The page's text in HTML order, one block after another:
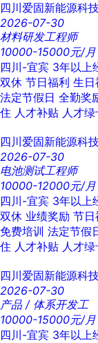
四川爱固新能源科
2026-07-30
材料研发工程师
10000-15000元/月
四川-宜宾 3年以上
双休 节日福利 生日
法定节假日 全勤奖
住 人才补贴 人才绿
四川爱固新能源科
2026-07-30
电池测试工程师
10000-12000元/月
四川-宜宾 3年以上
双休 业绩奖励 节日
免费培训 法定节假
住 人才补贴 人才绿
四川爱固新能源科
2026-07-30
产品 / 体系开发工
10000-15000元/月
四川-宜宾 3年以上